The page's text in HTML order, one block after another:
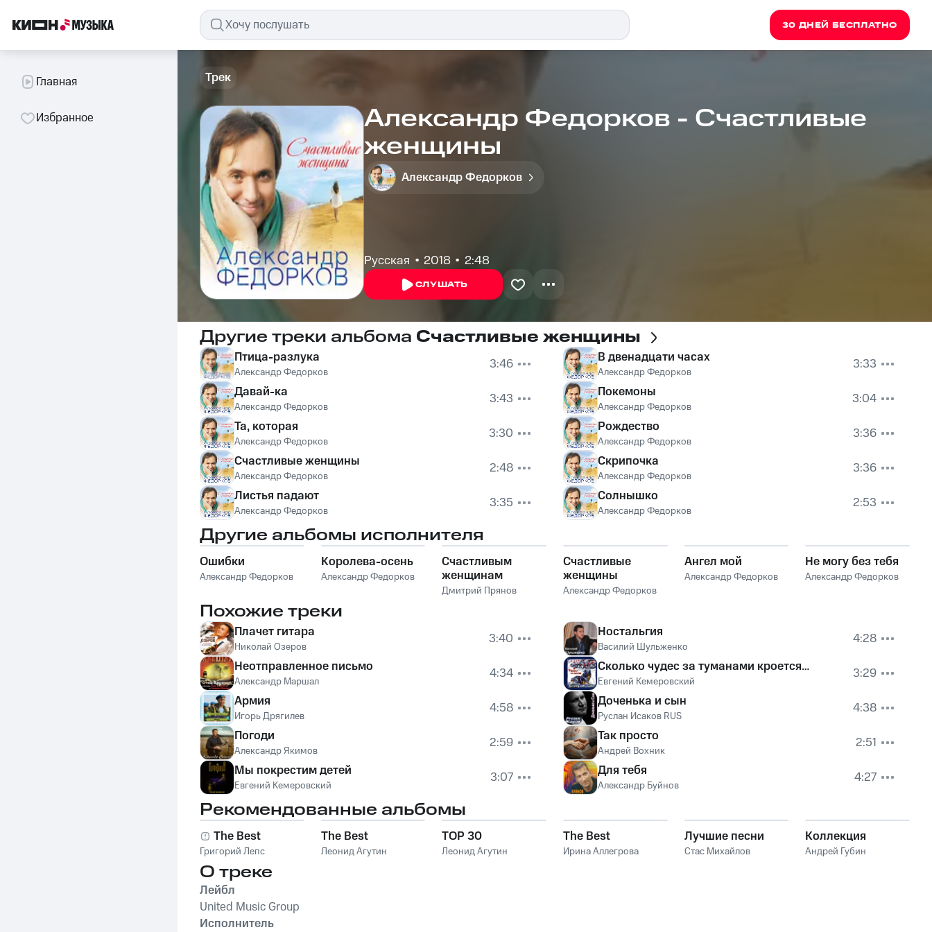
30 ДНЕЙ БЕСПЛАТНО
Главная
Избранное
Трек
Александр Федорков - Счастливые
женщины
Александр Федорков
Русская 2018 2:48
СЛУШАТЬ
Другие треки альбома Счастливые женщины
Птица-разлука
Александр Федорков
3:46
Давай-ка
Александр Федорков
3:43
Та, которая
Александр Федорков
3:30
Счастливые женщины
Александр Федорков
2:48
Листья падают
Александр Федорков 3:35
В двенадцати часах
Александр Федорков
3:33
Покемоны
Александр Федорков
3:04
Рождество
Александр Федорков
3:36
Скрипочка
Александр Федорков
3:36
Солнышко
Александр Федорков 2:53
Другие альбомы исполнителя
Ошибки
Александр Федорков
Королева-осень
Александр Федорков
Счастливым
женщинам
Дмитрий Прянов
Счастливые
женщины
Александр Федорков
Ангел мой
Александр Федорков
Не могу без тебя
Александр Федорков
Похожие треки
Плачет гитара
Николай Озеров
3:40
Неотправленное письмо
Александр Маршал
4:34
Армия
Игорь Дрягилев
4:58
Погоди
Александр Якимов
2:59
Мы покрестим детей
Евгений Кемеровский 3:07
Ностальгия
Василий Шульженко
4:28
Сколько чудес за туманами кроется…
Евгений Кемеровский
3:29
Доченька и сын
Руслан Исаков RUS
4:38
Так просто
Андрей Вохник
2:51
Для тебя
Александр Буйнов 4:27
Рекомендованные альбомы
The Best
Григорий Лепс
The Best
Леонид Агутин
TOP 30
Леонид Агутин
The Best
Ирина Аллегрова
Лучшие песни
Стас Михайлов
Коллекция
Андрей Губин
О треке
Лейбл
United Music Group
Исполнитель